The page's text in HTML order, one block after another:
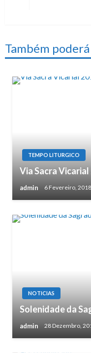
Também
TEMPO LITURGICO
Via Sacra Vicarial
admin 6 Fevereiro, 2018
NOTICIAS
Solenidade da
admin 28 Dezembro,